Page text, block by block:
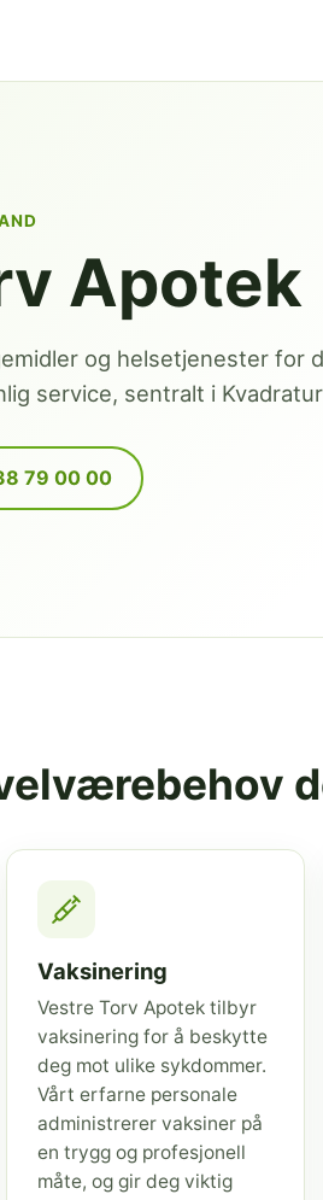
Apotek
og helsetjenester for
service, sentralt i
79 00 00
Vaksinering
Vestre Torv Apotek tilbyr
vaksinering for å beskytte
deg mot ulike sykdommer.
Vårt erfarne personale
administrerer vaksiner på
en trygg og profesjonell
måte, og gir deg viktig